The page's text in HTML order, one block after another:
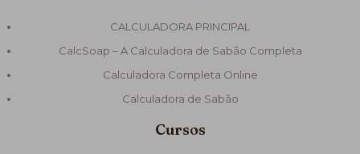
CALCULADORA PRINCIPAL
CalcSoap – A Calculadora de Sabão Completa
Calculadora Completa Online
Calculadora de Sabão
Cursos